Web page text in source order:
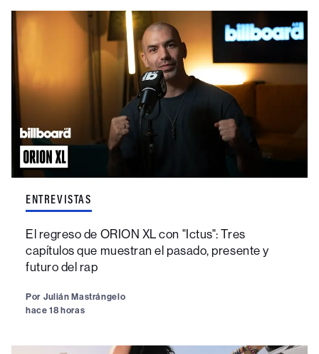
ENTREVISTAS
El regreso de ORION XL con "Ictus": Tres
capítulos que muestran el pasado, presente y
futuro del rap
Por Julián Mastrángelo
hace 18 horas